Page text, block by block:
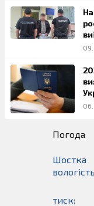
Погода
Шостка
тиск: